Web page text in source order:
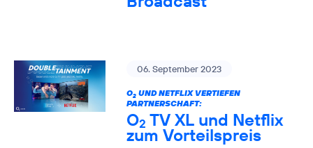
06. September 2023
O2UND NETFLIX VERTIEFEN
PARTNERSCHAFT:
O2 TV XL und Netflix
zum Vorteilspreis